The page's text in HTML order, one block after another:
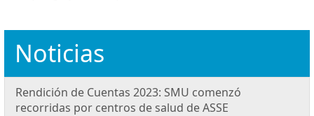
Noticias
Rendición de Cuentas 2023: SMU comenzó
recorridas por centros de salud de ASSE